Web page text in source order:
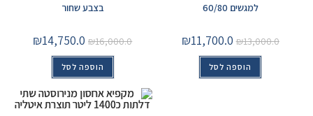
בצבע שחור
₪16,000.0
₪14,750.0
הוספה לסל
למגשים 60/80
₪13,000.0
₪11,700.0
הוספה לסל